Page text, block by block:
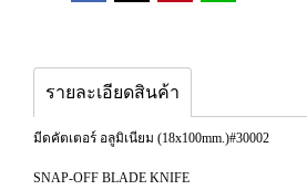
รายละเอียดสินค้า
มีดคัตเตอร์ อลูมิเนียม (18x100mm.)#30002
SNAP-OFF BLADE KNIFE